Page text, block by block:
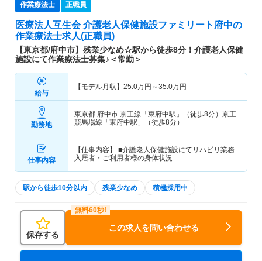
作業療法士 正職員
医療法人互生会 介護老人保健施設ファミリート府中の
作業療法士求人(正職員)
【東京都/府中市】残業少なめ☆駅から徒歩8分！介護老人保健
施設にて作業療法士募集♪＜常勤＞
給与
【モデル月収】 25.0万円～35.0万円
勤務地
東京都 府中市 京王線「東府中駅」（徒歩8分）京王
競馬場線「東府中駅」（徒歩8分）
仕事内容
【仕事内容】 ■介護老人保健施設にてリハビリ業務
入居者・ご利用者様の身体状況…
駅から徒歩10分以内 残業少なめ 積極採用中
保存する
この求人を問い合わせる